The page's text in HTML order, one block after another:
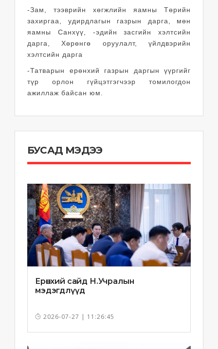
-Зам, тээврийн хөгжлийн яамны Төрийн
захиргаа, удирдлагын газрын дарга, мөн
яамны Санхүү, -эдийн засгийн хэлтсийн
дарга, Хөрөнгө оруулалт, үйлдвэрийн
хэлтсийн дарга
-Татварын ерөнхий газрын даргын үүргийг
түр орлон гүйцэтгэгчээр томилогдон
ажиллаж байсан юм.
БУСАД МЭДЭЭ
Ерөнхий сайд Н.Учралын
мэдэгдлүүд
2026-07-27 | 11:26:45